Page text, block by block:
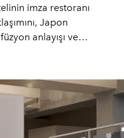
imza restoranı
Japon
anlayışı ve